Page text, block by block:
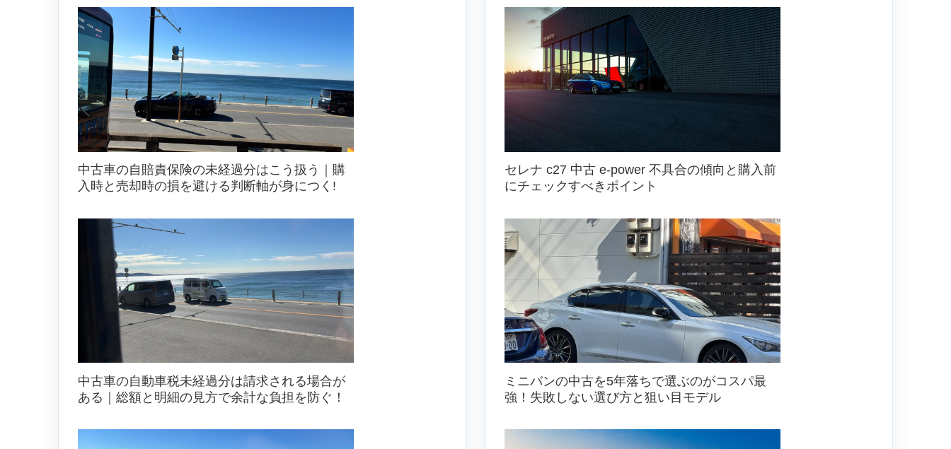
中古車の自賠責保険の未経過分はこう扱う｜購
入時と売却時の損を避ける判断軸が身につく!
中古車の自動車税未経過分は請求される場合が
ある｜総額と明細の見方で余計な負担を防ぐ！
セレナ c27 中古 e-power 不具合の傾向と購入前
にチェックすべきポイント
ミニバンの中古を5年落ちで選ぶのがコスパ最
強！失敗しない選び方と狙い目モデル